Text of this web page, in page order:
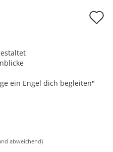
ein Engel dich begleiten"
abweichend)